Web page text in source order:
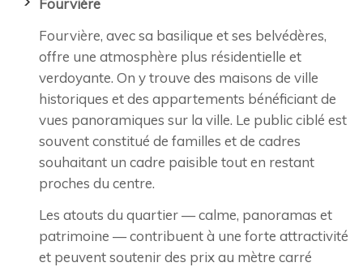
Fourvière
Fourvière, avec sa basilique et ses belvédères,
offre une atmosphère plus résidentielle et
verdoyante. On y trouve des maisons de ville
historiques et des appartements bénéficiant de
vues panoramiques sur la ville. Le public ciblé est
souvent constitué de familles et de cadres
souhaitant un cadre paisible tout en restant
proches du centre.
Les atouts du quartier — calme, panoramas et
patrimoine — contribuent à une forte attractivité
et peuvent soutenir des prix au mètre carré